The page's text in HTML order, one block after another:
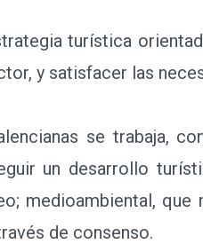
turística
se trabaja,
un desarrollo
medioambiental,